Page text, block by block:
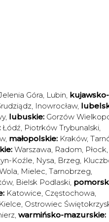
Góra, Lubin, kujawsko-
, Inowrocław,
, lubuskie: Gorzów
Łódź, Piotrków Trybunalski,
, małopolskie: Kraków,
Warszawa, Radom, Płock,
Koźle, Nysa, Brzeg,
, Mielec, Tarnobrzeg,
, Bielsk Podlaski,
Katowice, Częstochowa,
Kielce, Ostrowiec
, warmińsko-mazurskie: